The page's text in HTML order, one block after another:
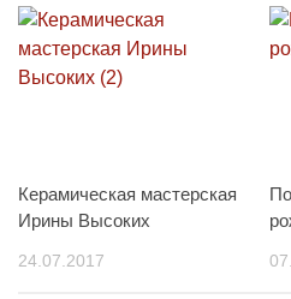
Керамическая мастерская
Ирины Высоких
24.07.2017